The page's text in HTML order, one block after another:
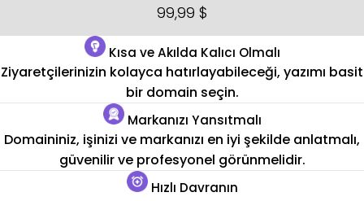
99,99 $
Kısa ve Akılda Kalıcı Olmalı
Ziyaretçilerinizin kolayca hatırlayabileceği, yazımı basit
bir domain seçin.
Markanızı Yansıtmalı
Domaininiz, işinizi ve markanızı en iyi şekilde anlatmalı,
güvenilir ve profesyonel görünmelidir.
Hızlı Davranın